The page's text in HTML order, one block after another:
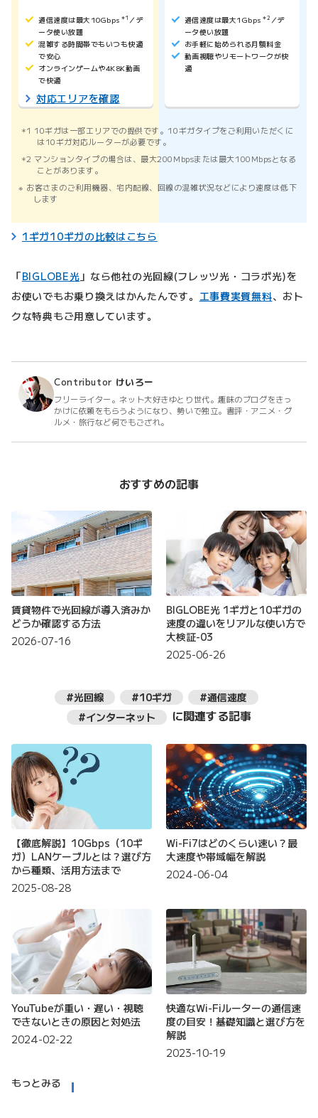
通信速度は最大10Gbps ＊1 ／デ
ータ使い放題
混雑する時間帯でもいつも快適
で安心
オンラインゲームや4K8K動画
で快適
対応エリアを確認
通信速度は最大1Gbps ＊2 ／デ
ータ使い放題
お手軽に始められる月額料金
動画視聴やリモートワークが快
適
1 10ギガは一部エリアでの提供です。10ギガタイプをご利用いただくに
は10ギガ対応ルーターが必要です。
2 マンションタイプの場合は、最大200Mbpsまたは最大100Mbpsとなる
ことがあります。
お客さまのご利用機器、宅内配線、回線の混雑状況などにより速度は低下
します
1ギガ10ギガの比較はこちら
「BIGLOBE光 」なら他社の光回線(フレッツ光・コラボ光)を
お使いでもお乗り換えはかんたんです。 工事費実質無料、おト
クな特典もご用意しています。
Contributor けいろー
フリーライター。ネット大好きゆとり世代。趣味のブログをきっ
かけに依頼をもらうようになり、勢いで独立。書評・アニメ・グ
ルメ・旅行など何でもござれ。
おすすめの記事
賃貸物件で光回線が導入済みか
どうか確認する方法
2026-07-16
BIGLOBE光 1ギガと10ギガの
速度の違いをリアルな使い方で
大検証-03
2025-06-26
#光回線 #10ギガ
#通信速度
#インターネット
に関連する記事
【徹底解説】10Gbps（10ギ
ガ）LANケーブルとは？選び方
から種類、活用方法まで
2025-08-28
Wi-Fi7はどのくらい速い？最
大速度や帯域幅を解説
2024-06-04
YouTubeが重い・遅い・視聴
できないときの原因と対処法
2024-02-22
快適なWi-Fiルーターの通信速
度の目安！基礎知識と選び方を
解説
2023-10-19
もっとみる